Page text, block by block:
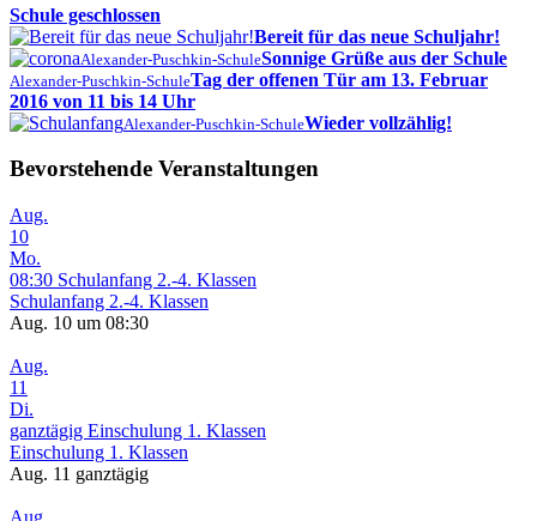
Schule geschlossen
Bereit für das neue Schuljahr!
Alexander-Puschkin-SchuleSonnige Grüße aus der Schule
Alexander-Puschkin-SchuleTag der offenen Tür am 13. Februar
2016 von 11 bis 14 Uhr
Alexander-Puschkin-SchuleWieder vollzählig!
Bevorstehende Veranstaltungen
Aug.
10
Mo.
08:30 Schulanfang 2.-4. Klassen
Schulanfang 2.-4. Klassen
Aug. 10 um 08:30
Aug.
11
Di.
ganztägig Einschulung 1. Klassen
Einschulung 1. Klassen
Aug. 11 ganztägig
Aug.